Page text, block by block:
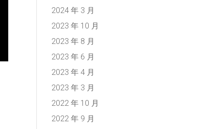
2024 年 3 月
2023 年 10 月
2023 年 8 月
2023 年 6 月
2023 年 4 月
2023 年 3 月
2022 年 10 月
2022 年 9 月